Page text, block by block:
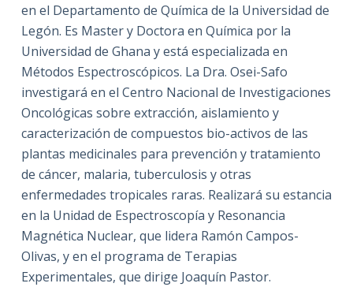
en el Departamento de Química de la Universidad de
Legón. Es Master y Doctora en Química por la
Universidad de Ghana y está especializada en
Métodos Espectroscópicos. La Dra. Osei-Safo
investigará en el Centro Nacional de Investigaciones
Oncológicas sobre extracción, aislamiento y
caracterización de compuestos bio-activos de las
plantas medicinales para prevención y tratamiento
de cáncer, malaria, tuberculosis y otras
enfermedades tropicales raras. Realizará su estancia
en la Unidad de Espectroscopía y Resonancia
Magnética Nuclear, que lidera Ramón Campos-
Olivas, y en el programa de Terapias
Experimentales, que dirige Joaquín Pastor.